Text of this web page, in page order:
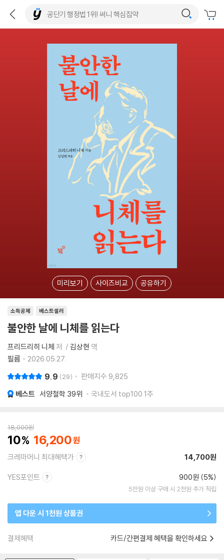
미리보기 사이즈비교 공유하기
소득공제 베스트셀러
불안한 날에 니체를 읽는다
프리드리히 니체 저 김상현 역
필름
2026.05.27.
9.9 29 판매지수 9,825
베스트 서양철학 39위 국내도서 top100 1주
18,000원
10 16,200
크레마머니 최대혜택가 14,700원
YES포인트 900원 (5%)
5만원 이상 구매 시 2천원 추가 적립
앱 다운 시 1천원 상품권
결제혜택 카드/간편결제 혜택을 확인하세요